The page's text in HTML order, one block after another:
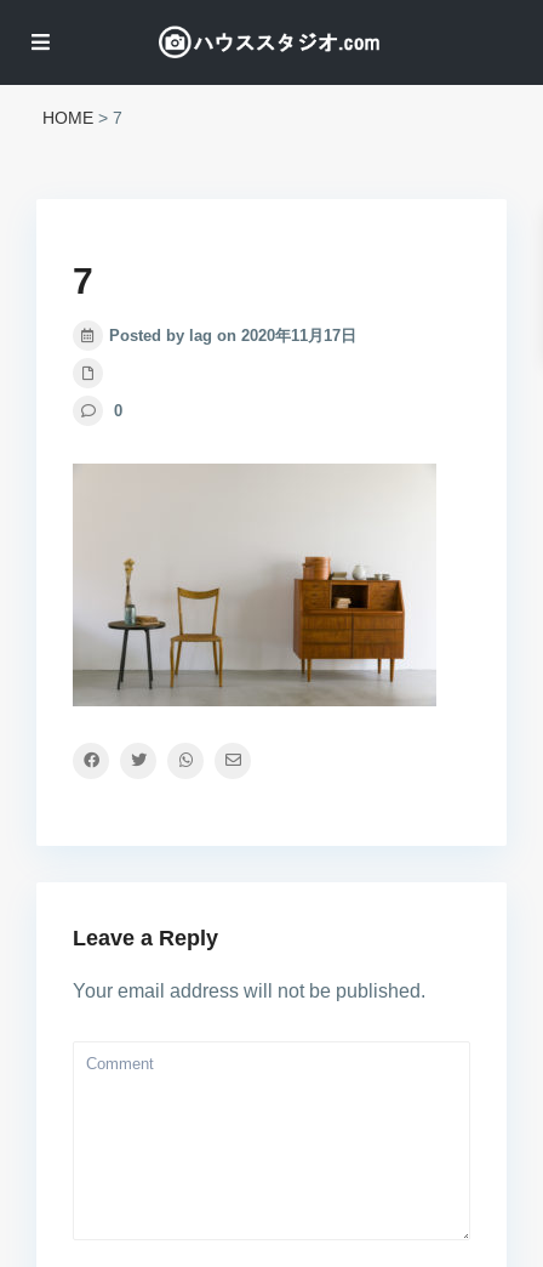
HOME > 7
7
Posted by lag on 2020年11月17日
0
Leave a Reply
Your email address will not be published.